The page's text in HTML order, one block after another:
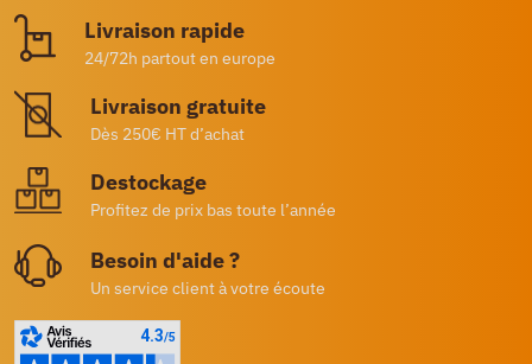
Livraison rapide
24/72h partout en europe
Livraison gratuite
Dès 250€ HT d’achat
Destockage
Profitez de prix bas toute l’année
Besoin d'aide ?
Un service client à votre écoute